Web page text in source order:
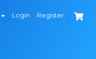
Login Register